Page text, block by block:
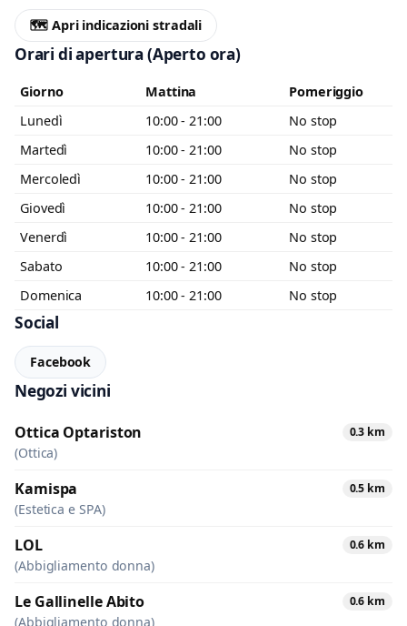
🗺️ Apri indicazioni stradali
Orari di apertura(Aperto ora)
Giorno Mattina
Pomeriggio
Lunedì
10:00 - 21:00
No stop
Martedì
10:00 - 21:00
No stop
Mercoledì
10:00 - 21:00
No stop
Giovedì
10:00 - 21:00
No stop
Venerdì
10:00 - 21:00
No stop
Sabato
10:00 - 21:00
No stop
Domenica
10:00 - 21:00 No stop
Social
Facebook
Negozi vicini
Ottica Optariston 0.3 km
(Ottica)
Kamispa 0.5 km
(Estetica e SPA)
LOL 0.6 km
(Abbigliamento donna)
Le Gallinelle Abito 0.6 km
(Abbigliamento donna)
Accetto l’informativa privacy
0 / 2000
Invia messaggio